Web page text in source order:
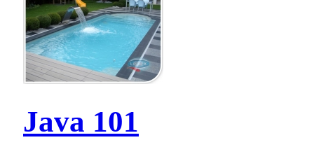
Java 101